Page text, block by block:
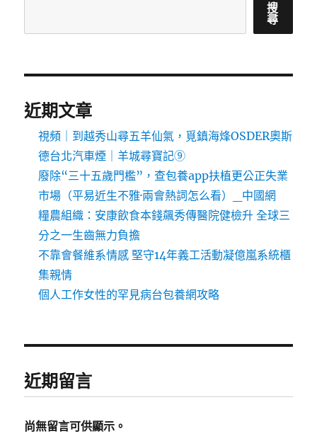
搜
尋
近期文章
視頻｜到越秀山尋五羊仙氣，覓鎮海烽OSDER奧斯
德台北汽車煙｜羊城尋寶記⑨
廢除“三十五歲門檻”，查包養app扶植更公正失業
市場（平易近生不雅·兩會熱詞怎么看）_中國網
糧農組織：安康飲食本錢飆秀傳醫院健檢升 全球三
分之一生齒無力負擔
不靠會餐維系情感 堅守14年義工活動凝億嵐系統櫃
集親情
個人工作女性的罕見病台包養網攻略
近期留言
尚無留言可供顯示。